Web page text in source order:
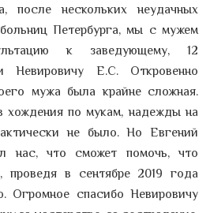
после нескольких неудачных
Петербурга, мы с мужем
к заведующему, 12
Невировичу Е.С. Откровенно
мужа была крайне сложная.
хождения по мукам, надежды на
не было. Но Евгений
нас, что сможет помочь, что
проведя в сентябре 2019 года
Огромное спасибо Невировичу